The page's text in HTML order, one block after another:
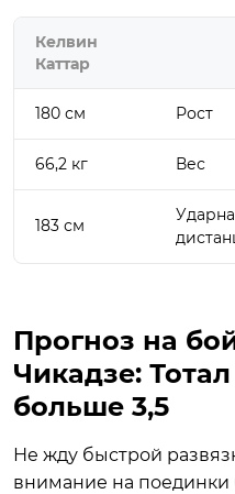
Келвин
Каттар
180 см Рост
66,2 кг Вес
183 см
Прогноз на
Чикадзе:
больше 3,5
Не жду быстрой
внимание на поединки